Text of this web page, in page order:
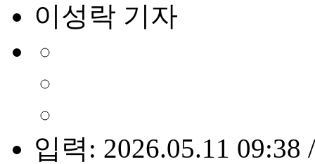
이성락 기자
입력: 2026.05.11 09:38